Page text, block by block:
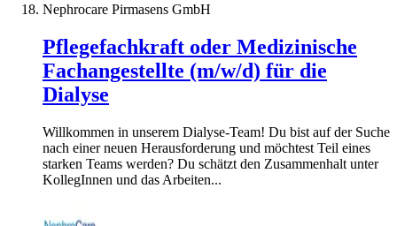
Nephrocare Pirmasens GmbH
Pflegefachkraft oder Medizinische
Fachangestellte (m/w/d) für die
Dialyse
Willkommen in unserem Dialyse-Team! Du bist auf der Suche
nach einer neuen Herausforderung und möchtest Teil eines
starken Teams werden? Du schätzt den Zusammenhalt unter
KollegInnen und das Arbeiten...